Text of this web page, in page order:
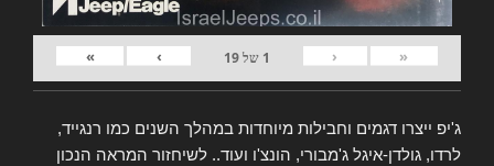
«
‹
1 של19
›
»
ג'יפ ייצרו דגמים וחבילות מיוחדות במהלך השנים כמו רנגייד,
לרדו, גולדן-איגל ג'מבורי, הונצ'ו ועוד.. לשיחזור המראה הנכון